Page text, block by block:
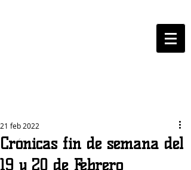
Crónicas fin de semana del
19 y 20 de Febrero
21 feb 2022